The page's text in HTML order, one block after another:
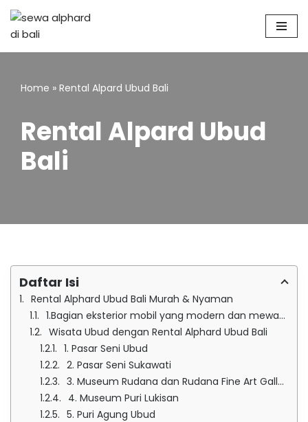
Skip
to
Home » Rental Alpard Ubud Bali
Rental Alpard Ubud
Bali
Daftar Isi
Rental Alphard Ubud Bali Murah & Nyaman
1.Bagian eksterior mobil yang modern dan mewah serta body yang kuat dan kokoh.
Wisata Ubud dengan Rental Alphard Ubud Bali
1. Pasar Seni Ubud
2. Pasar Seni Sukawati
3. Museum Rudana dan Rudana Fine Art Gallery
4. Museum Puri Lukisan
5. Puri Agung Ubud